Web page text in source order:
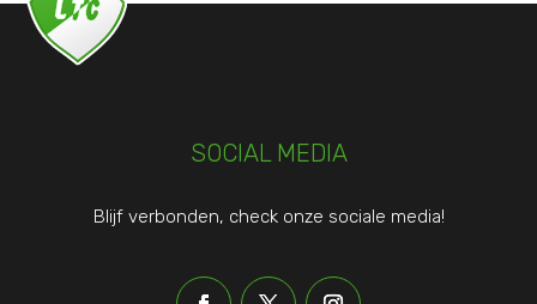
SOCIAL MEDIA
Blijf verbonden, check onze sociale media!